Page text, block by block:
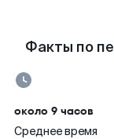
Факты по
около 9 часов
Среднее время